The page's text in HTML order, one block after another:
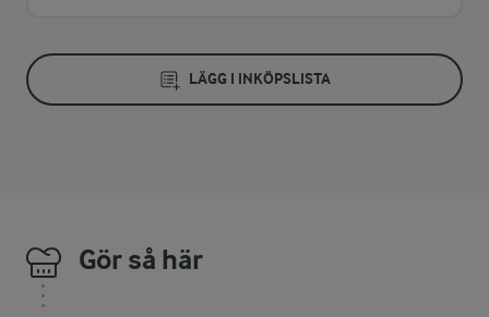
LÄGG I INKÖPSLISTA
Gör så här